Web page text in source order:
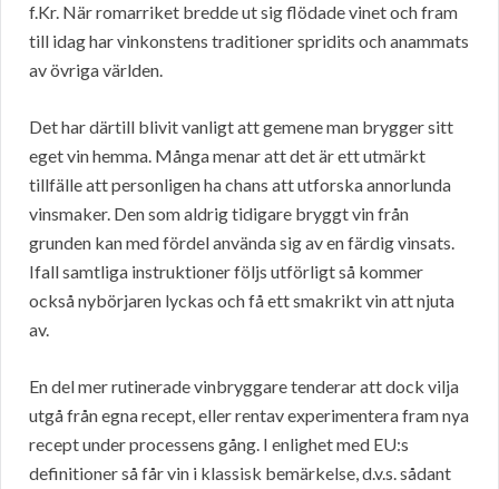
f.Kr. När romarriket bredde ut sig flödade vinet och fram
till idag har vinkonstens traditioner spridits och anammats
av övriga världen.
Det har därtill blivit vanligt att gemene man brygger sitt
eget vin hemma. Många menar att det är ett utmärkt
tillfälle att personligen ha chans att utforska annorlunda
vinsmaker. Den som aldrig tidigare bryggt vin från
grunden kan med fördel använda sig av en färdig vinsats.
Ifall samtliga instruktioner följs utförligt så kommer
också nybörjaren lyckas och få ett smakrikt vin att njuta
av.
En del mer rutinerade vinbryggare tenderar att dock vilja
utgå från egna recept, eller rentav experimentera fram nya
recept under processens gång. I enlighet med EU:s
definitioner så får vin i klassisk bemärkelse, d.v.s. sådant